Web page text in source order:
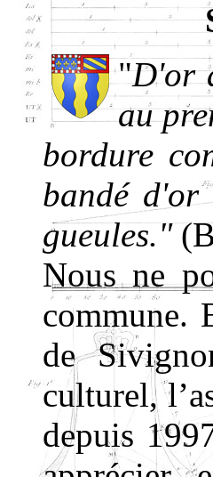
"D'or
au
bordure
bandé
gueules."
Nous ne
commune.
de
culturel,
depuis